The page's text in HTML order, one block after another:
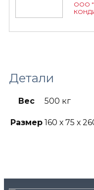
ООО
Детали
Вес 500 кг
Размер 160 х 75 х